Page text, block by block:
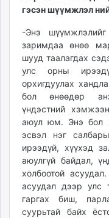
гэсэн шүүмжлэл
-Энэ
заримдаа өнөө
шууд таалагдах
улс орны
орхигдуулах
бол өнөөдөр
үндэстний
аюул юм. Энэ бол
эсвэл нэг
ирээдүй, хүүхэд
аюулгүй байдал,
холбоотой
асуудал дээр улс
гаргах биш,
суурьтай байх